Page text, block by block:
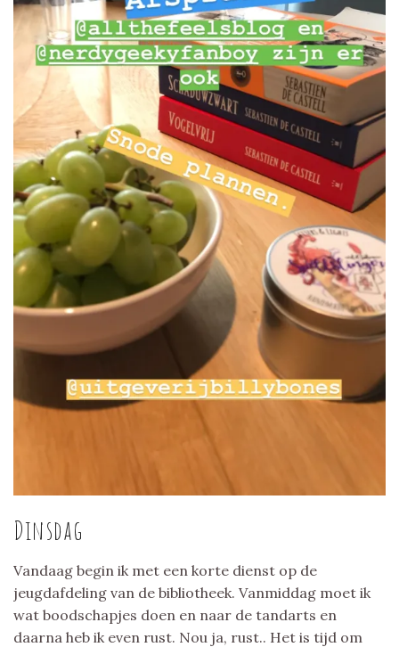
Dinsdag
Vandaag begin ik met een korte dienst op de
jeugdafdeling van de bibliotheek. Vanmiddag moet ik
wat boodschapjes doen en naar de tandarts en
daarna heb ik even rust. Nou ja, rust.. Het is tijd om